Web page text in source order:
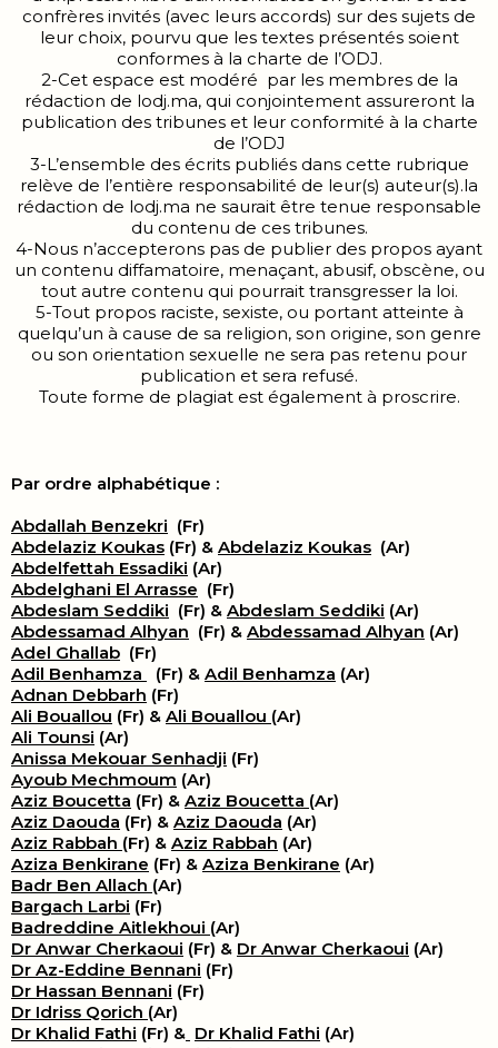
confrères invités (avec leurs accords) sur des sujets de
leur choix, pourvu que les textes présentés soient
conformes à la charte de l’ODJ.
2-Cet espace est modéré par les membres de la
rédaction de lodj.ma, qui conjointement assureront la
publication des tribunes et leur conformité à la charte
de l’ODJ
3-L’ensemble des écrits publiés dans cette rubrique
relève de l’entière responsabilité de leur(s) auteur(s).la
rédaction de lodj.ma ne saurait être tenue responsable
du contenu de ces tribunes.
4-Nous n’accepterons pas de publier des propos ayant
un contenu diffamatoire, menaçant, abusif, obscène, ou
tout autre contenu qui pourrait transgresser la loi.
5-Tout propos raciste, sexiste, ou portant atteinte à
quelqu’un à cause de sa religion, son origine, son genre
ou son orientation sexuelle ne sera pas retenu pour
publication et sera refusé.
Toute forme de plagiat est également à proscrire.
Par ordre alphabétique :
Abdallah Benzekri (Fr)
Abdelaziz Koukas (Fr) & Abdelaziz Koukas (Ar)
Abdelfettah Essadiki (Ar)
Abdelghani El Arrasse (Fr)
Abdeslam Seddiki (Fr) & Abdeslam Seddiki (Ar)
Abdessamad Alhyan (Fr) & Abdessamad Alhyan (Ar)
Adel Ghallab (Fr)
Adil Benhamza
(Fr) & Adil Benhamza (Ar)
Adnan Debbarh (Fr)
Ali Bouallou (Fr) & Ali Bouallou (Ar)
Ali Tounsi (Ar)
Anissa Mekouar Senhadji (Fr)
Ayoub Mechmoum (Ar)
Aziz Boucetta (Fr) & Aziz Boucetta (Ar)
Aziz Daouda (Fr) & Aziz Daouda (Ar)
Aziz Rabbah (Fr) & Aziz Rabbah (Ar)
Aziza Benkirane (Fr) & Aziza Benkirane (Ar)
Badr Ben Allach (Ar)
Bargach Larbi (Fr)
Badreddine Aitlekhoui (Ar)
Dr Anwar Cherkaoui (Fr) & Dr Anwar Cherkaoui (Ar)
Dr Az-Eddine Bennani (Fr)
Dr Hassan Bennani (Fr)
Dr Idriss Qorich (Ar)
Dr Khalid Fathi (Fr) & Dr Khalid Fathi (Ar)